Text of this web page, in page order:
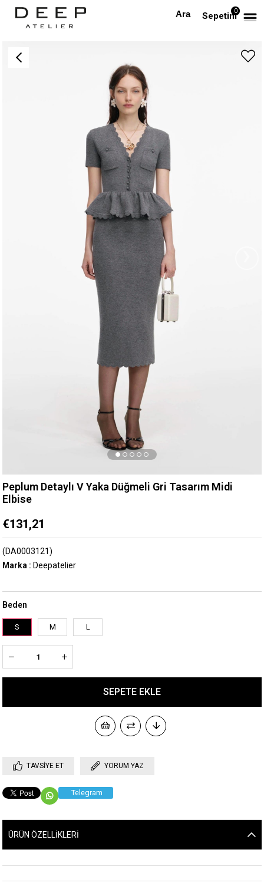
Sepetim0
Anasayfa TÜM ELBİSELER Peplum Detaylı V Yaka Düğmeli Gri Tasarım Midi Elbise
Peplum Detaylı V Yaka Düğmeli Gri Tasarım Midi
Elbise
€131,21
(DA0003121)
Marka : Deepatelier
Beden
S M L
TAVSIYE ET YORUM YAZ
Telegram
ÜRÜN ÖZELLIKLERI